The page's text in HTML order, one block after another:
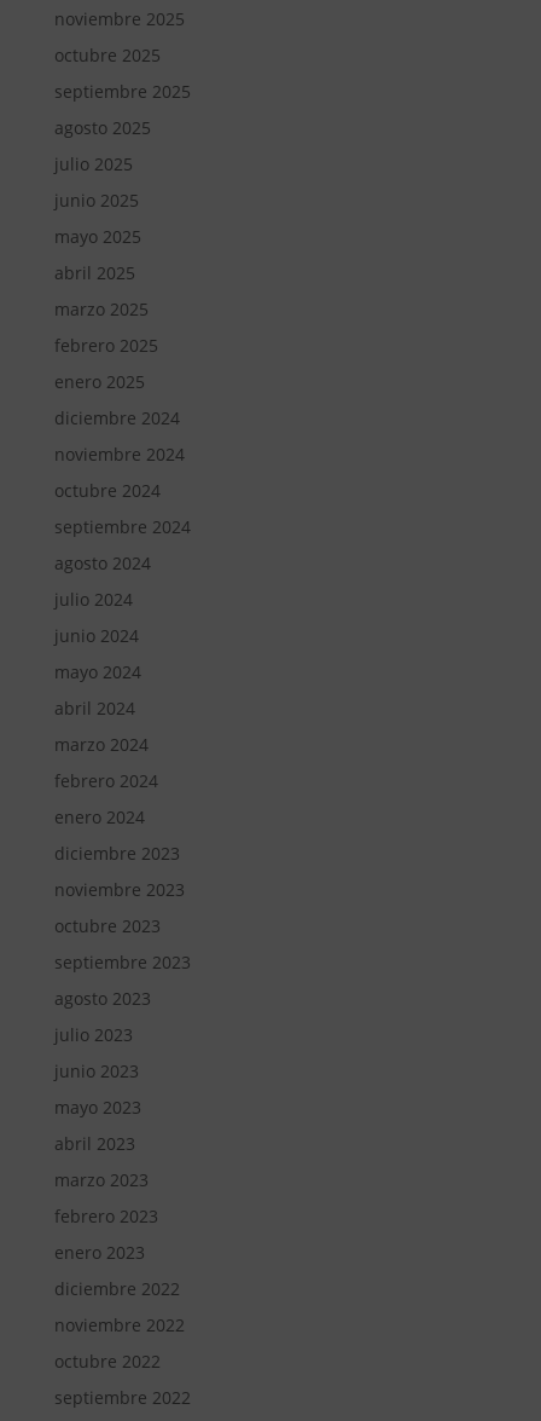
noviembre 2025
octubre 2025
septiembre 2025
agosto 2025
julio 2025
junio 2025
mayo 2025
abril 2025
marzo 2025
febrero 2025
enero 2025
diciembre 2024
noviembre 2024
octubre 2024
septiembre 2024
agosto 2024
julio 2024
junio 2024
mayo 2024
abril 2024
marzo 2024
febrero 2024
enero 2024
diciembre 2023
noviembre 2023
octubre 2023
septiembre 2023
agosto 2023
julio 2023
junio 2023
mayo 2023
abril 2023
marzo 2023
febrero 2023
enero 2023
diciembre 2022
noviembre 2022
octubre 2022
septiembre 2022